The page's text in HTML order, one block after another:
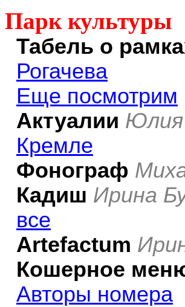
Парк культуры
Табель о
Рогачева
Еще посмотрим
Актуалии
Кремле
Фонограф
Кадиш Ирина
все
Artefactum
Кошерное
Авторы номера